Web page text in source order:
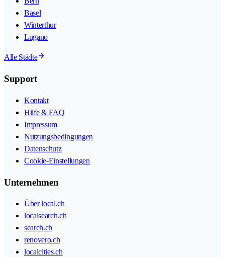
Basel
Winterthur
Lugano
Alle Städte
Support
Kontakt
Hilfe & FAQ
Impressum
Nutzungsbedingungen
Datenschutz
Cookie-Einstellungen
Unternehmen
Über local.ch
localsearch.ch
search.ch
renovero.ch
localcities.ch